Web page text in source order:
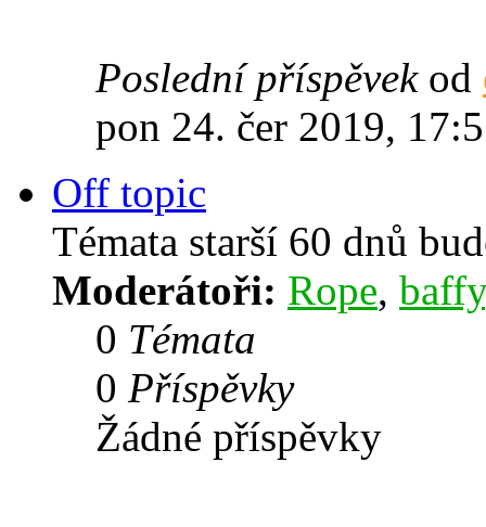
Poslední příspěvekod
pon 24. čer 2019,
Off topic
Témata starší 60 dnů
Moderátoři: Rope, baffy
0 Témata
0 Příspěvky
Žádné příspěvky